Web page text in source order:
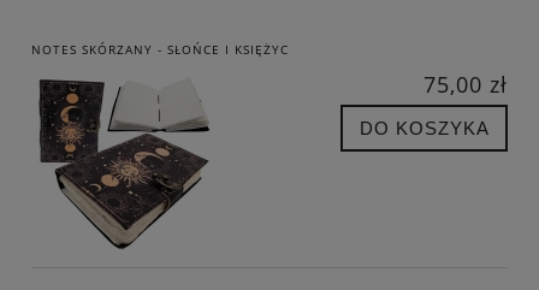
NOTES SKÓRZANY - SŁOŃCE I KSIĘŻYC
75,00 zł
DO KOSZYKA